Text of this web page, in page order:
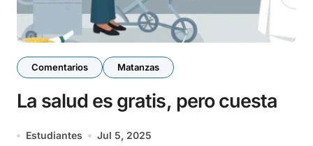
Comentarios Matanzas
La salud es gratis, pero cuesta
Estudiantes Jul 5, 2025